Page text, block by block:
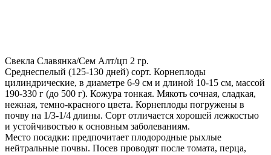
Свекла Славянка/Сем Алт/цп 2 гр.
Среднеспелый (125-130 дней) сорт. Корнеплоды
цилиндрические, в диаметре 6-9 см и длиной 10-15 см, массой
190-330 г (до 500 г). Кожура тонкая. Мякоть сочная, сладкая,
нежная, темно-красного цвета. Корнеплоды погружены в
почву на 1/3-1/4 длины. Сорт отличается хорошей лежкостью
и устойчивостью к основным заболеваниям.
Место посадки: предпочитает плодородные рыхлые
нейтральные почвы. Посев проводят после томата, перца,